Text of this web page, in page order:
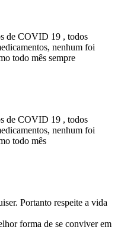
de COVID 19 , todos
nenhum foi
todo mês sempre
de COVID 19 , todos
nenhum foi
todo mês
Portanto respeite a vida
forma de se conviver em